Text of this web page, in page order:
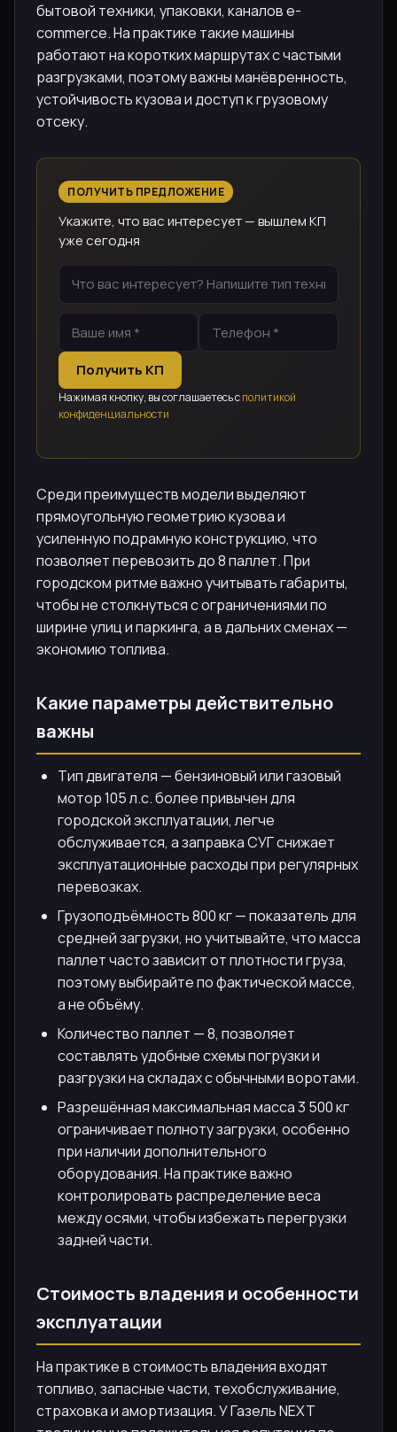
бытовой техники, упаковки, каналов e-
commerce. На практике такие машины
работают на коротких маршрутах с частыми
разгрузками, поэтому важны манёвренность,
устойчивость кузова и доступ к грузовому
отсеку.
ПОЛУЧИТЬ ПРЕДЛОЖЕНИЕ
Укажите, что вас интересует — вышлем КП
уже сегодня
Получить КП
Нажимая кнопку, вы соглашаетесь сполитикой
конфиденциальности
Среди преимуществ модели выделяют
прямоугольную геометрию кузова и
усиленную подрамную конструкцию, что
позволяет перевозить до 8 паллет. При
городском ритме важно учитывать габариты,
чтобы не столкнуться с ограничениями по
ширине улиц и паркинга, а в дальних сменах —
экономию топлива.
Какие параметры действительно
важны
Тип двигателя — бензиновый или газовый
мотор 105 л.с. более привычен для
городской эксплуатации, легче
обслуживается, а заправка СУГ снижает
эксплуатационные расходы при регулярных
перевозках.
Грузоподъёмность 800 кг — показатель для
средней загрузки, но учитывайте, что масса
паллет часто зависит от плотности груза,
поэтому выбирайте по фактической массе,
а не объёму.
Количество паллет — 8, позволяет
составлять удобные схемы погрузки и
разгрузки на складах с обычными воротами.
Разрешённая максимальная масса 3 500 кг
ограничивает полноту загрузки, особенно
при наличии дополнительного
оборудования. На практике важно
контролировать распределение веса
между осями, чтобы избежать перегрузки
задней части.
Стоимость владения и особенности
эксплуатации
На практике в стоимость владения входят
топливо, запасные части, техобслуживание,
страховка и амортизация. У Газель NEXT